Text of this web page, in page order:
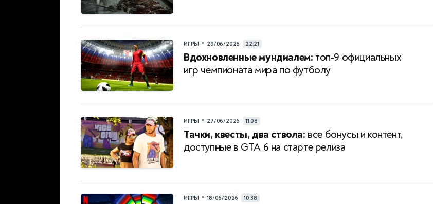
ИГРЫ • 29/06/2026 22:21
Вдохновленные мундиалем: топ-9 официальных
игр чемпионата мира по футболу
ИГРЫ • 27/06/2026 11:08
Тачки, квесты, два ствола: все бонусы и контент,
доступные в GTA 6 на старте релиза
ИГРЫ • 18/06/2026 10:38